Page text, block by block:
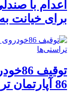
اعدام با
برای خیانت
86 آپارتمان تراستی‌ها